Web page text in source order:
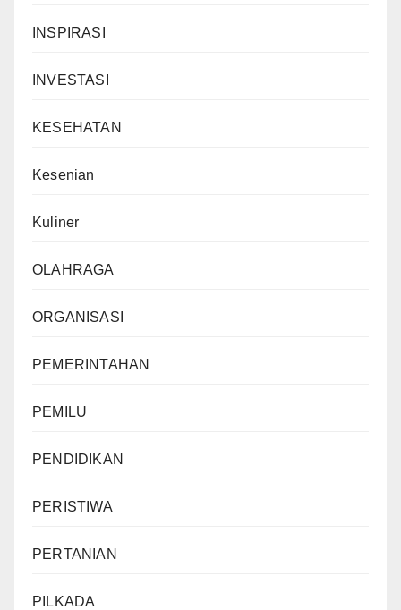
INSPIRASI
INVESTASI
KESEHATAN
Kesenian
Kuliner
OLAHRAGA
ORGANISASI
PEMERINTAHAN
PEMILU
PENDIDIKAN
PERISTIWA
PERTANIAN
PILKADA